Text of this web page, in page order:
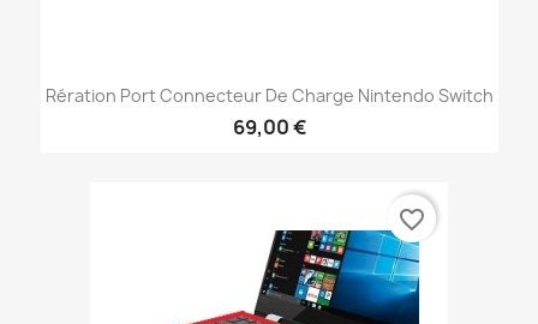
Rération Port Connecteur De Charge Nintendo Switch
69,00 €
favorite_border